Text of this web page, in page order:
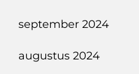
september 2024
augustus 2024